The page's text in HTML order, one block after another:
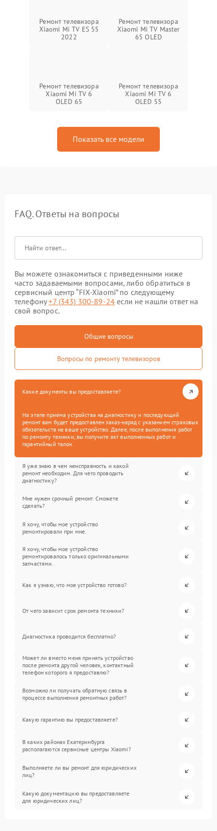
Ремонт телевизора
Xiaomi Mi TV ES 55
2022
Ремонт телевизора
Xiaomi Mi TV Master
65 OLED
Ремонт телевизора
Xiaomi Mi TV 6
OLED 65
Ремонт телевизора
Xiaomi Mi TV 6
OLED 55
Показать все модели
FAQ. Ответы на вопросы
Вы можете ознакомиться с приведенными ниже
часто задаваемыми вопросами, либо обратиться в
сервисный центр “FIX-Xiaomi” по следующему
телефону+7 (343) 300-89-24 если не нашли ответ на
свой вопрос.
Общие вопросы
Вопросы по ремонту телевизоров
Какие документы вы предоставляете?
На этапе приема устройства на диагностику и последующий
ремонт вам будет предоставлен заказ-наряд с указанием страховых
обязательств на ваше устройство. Далее, после выполнения работ
по ремонту техники, вы получите акт выполненных работ и
гарантийный талон.
Я уже знаю в чем неисправность и какой
ремонт необходим. Для чего проводить
диагностику?
Мне нужен срочный ремонт. Сможете
сделать?
Я хочу, чтобы мое устройство
ремонтировали при мне.
Я хочу, чтобы мое устройство
ремонтировалось только оригинальными
запчастями.
Как я узнаю, что мое устройство готово?
От чего зависит срок ремонта техники?
Диагностика проводится бесплатно?
Может ли вместо меня принять устройство
после ремонта другой человек, контактный
телефон которого я предоставлю?
Возможно ли получать обратную связь в
процессе выполнения ремонтных работ?
Какую гарантию вы предоставляете?
В каких районах Екатеринбурга
располагаются сервисные центры Xiaomi?
Выполняете ли вы ремонт для юридических
лиц?
Какую документацию вы предоставляете
для юридических лиц?